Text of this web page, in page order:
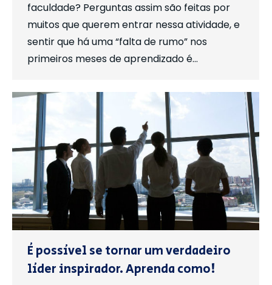
faculdade? Perguntas assim são feitas por
muitos que querem entrar nessa atividade, e
sentir que há uma “falta de rumo” nos
primeiros meses de aprendizado é…
É possível se tornar um verdadeiro
líder inspirador. Aprenda como!